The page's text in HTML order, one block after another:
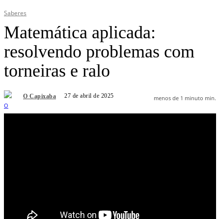
Saberes
Matemática aplicada:
resolvendo problemas com
torneiras e ralo
O Capixaba 27 de abril de 2025 menos de 1 minuto min.